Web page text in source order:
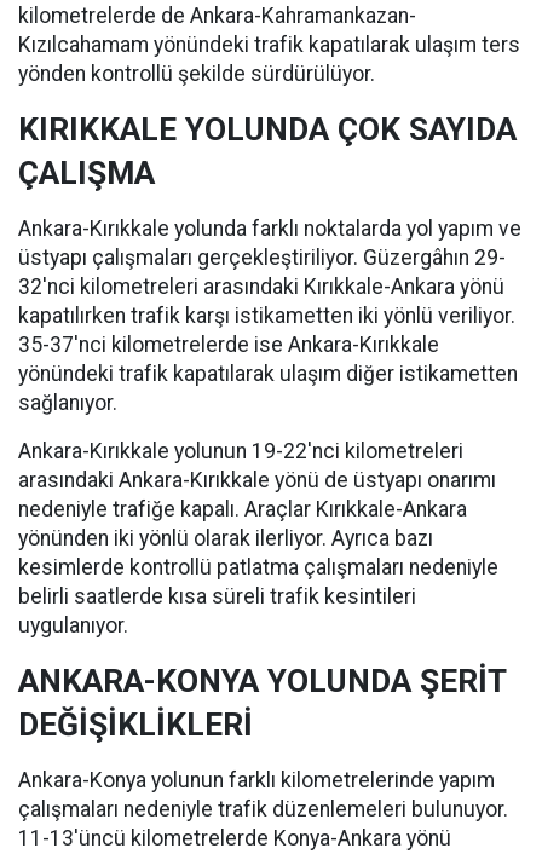
kilometrelerde de Ankara-Kahramankazan-
Kızılcahamam yönündeki trafik kapatılarak ulaşım ters
yönden kontrollü şekilde sürdürülüyor.
KIRIKKALE YOLUNDA ÇOK SAYIDA
ÇALIŞMA
Ankara-Kırıkkale yolunda farklı noktalarda yol yapım ve
üstyapı çalışmaları gerçekleştiriliyor. Güzergâhın 29-
32'nci kilometreleri arasındaki Kırıkkale-Ankara yönü
kapatılırken trafik karşı istikametten iki yönlü veriliyor.
35-37'nci kilometrelerde ise Ankara-Kırıkkale
yönündeki trafik kapatılarak ulaşım diğer istikametten
sağlanıyor.
Ankara-Kırıkkale yolunun 19-22'nci kilometreleri
arasındaki Ankara-Kırıkkale yönü de üstyapı onarımı
nedeniyle trafiğe kapalı. Araçlar Kırıkkale-Ankara
yönünden iki yönlü olarak ilerliyor. Ayrıca bazı
kesimlerde kontrollü patlatma çalışmaları nedeniyle
belirli saatlerde kısa süreli trafik kesintileri
uygulanıyor.
ANKARA-KONYA YOLUNDA ŞERİT
DEĞİŞİKLİKLERİ
Ankara-Konya yolunun farklı kilometrelerinde yapım
çalışmaları nedeniyle trafik düzenlemeleri bulunuyor.
11-13'üncü kilometrelerde Konya-Ankara yönü